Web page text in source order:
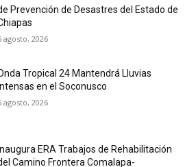
Prevención de Desastres del Estado de
agosto, 2026
Tropical 24 Mantendrá Lluvias
Intensas en el Soconusco
agosto, 2026
Inaugura ERA Trabajos de Rehabilitación
Camino Frontera Comalapa-